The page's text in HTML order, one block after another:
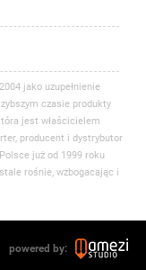
jako uzupełnienie
czasie produkty
jest właścicielem
producent i dystrybutor
już od 1999 roku
rośnie, wzbogacając i
powered by: